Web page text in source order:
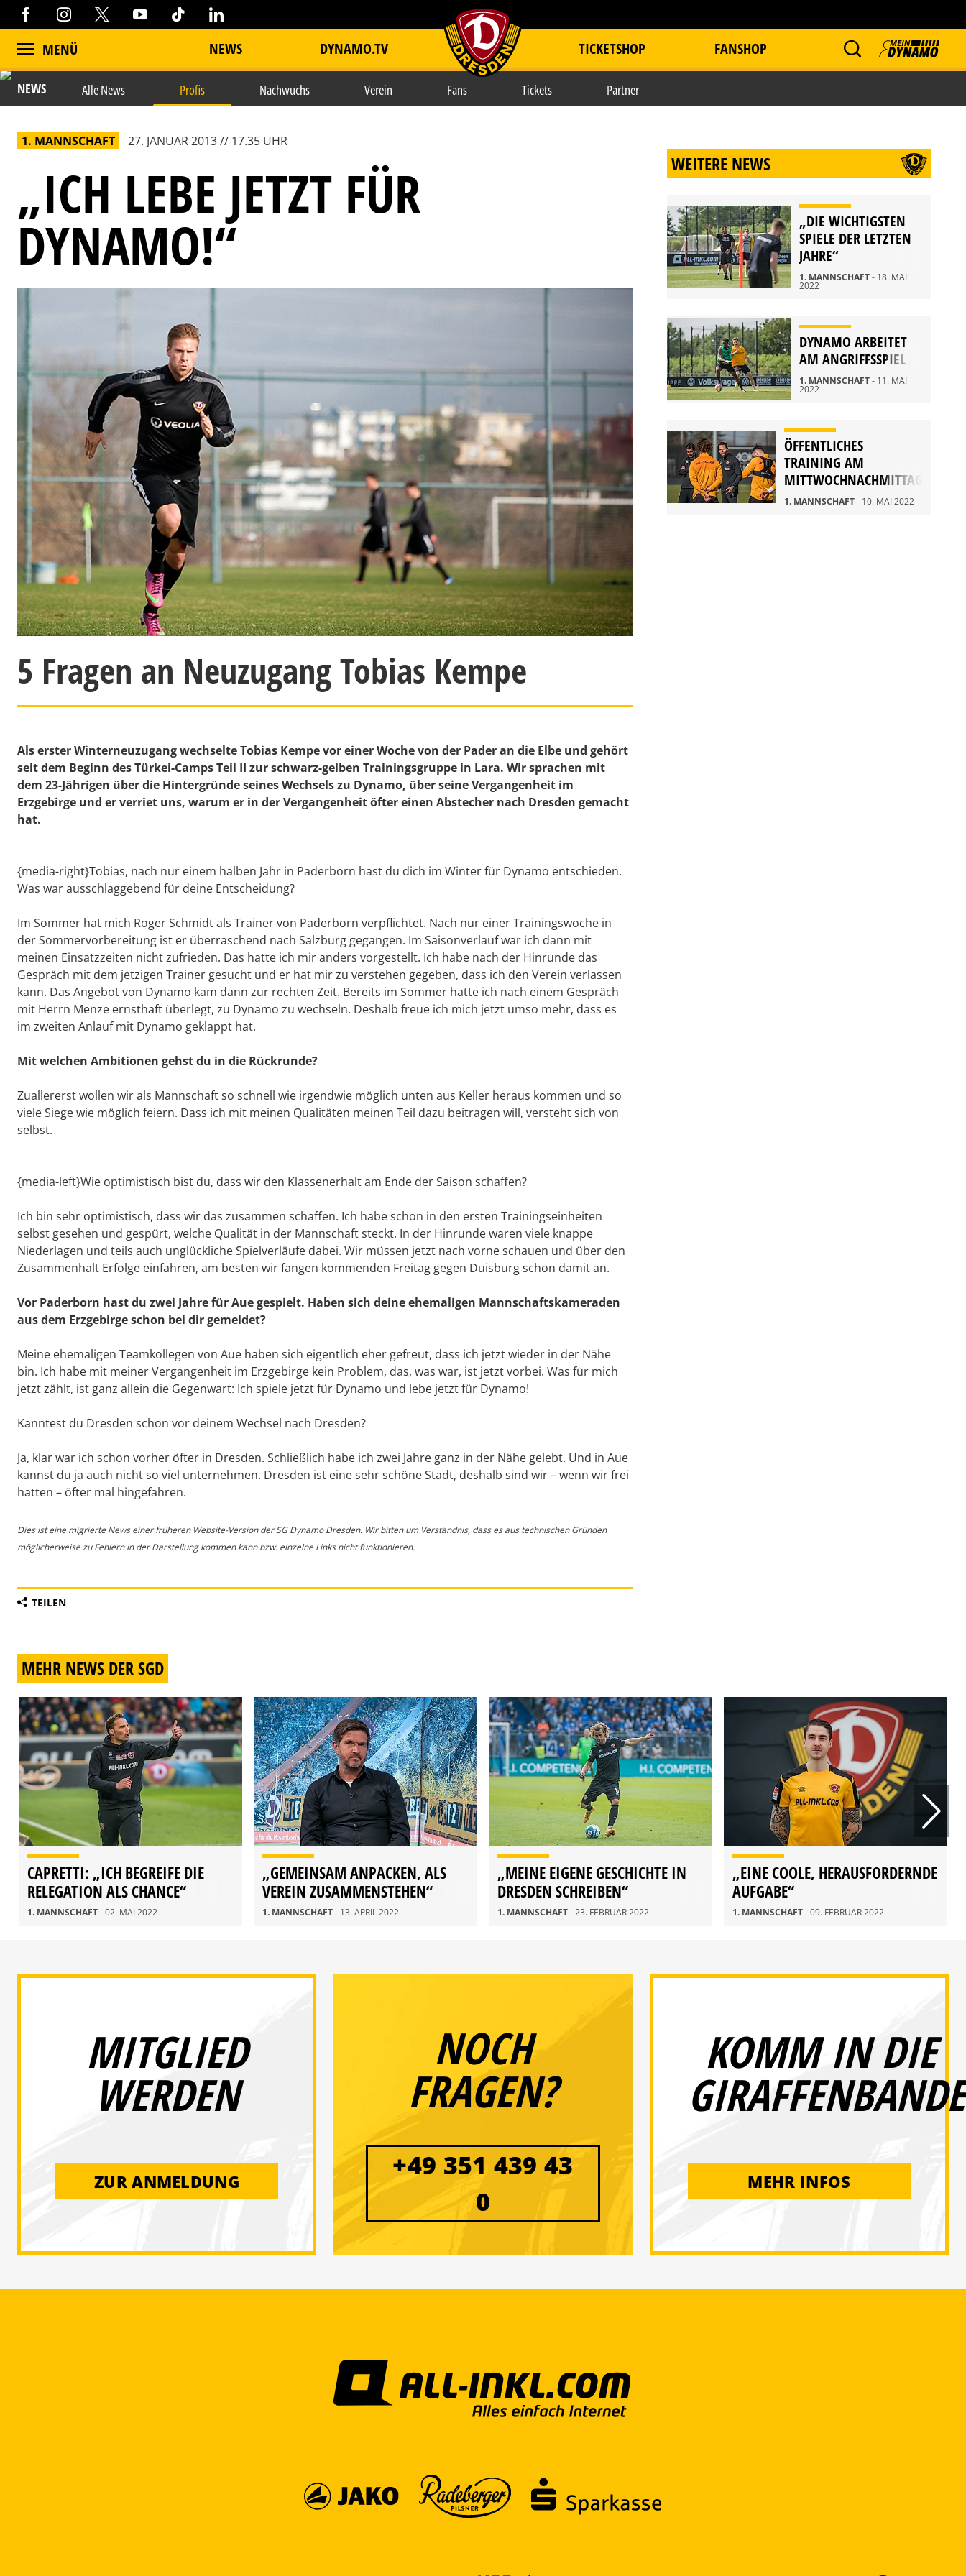
MENÜ NEWS DYNAMO.TV item.title TICKETSHOP FANSHOP
NEWS Alle News Profis Nachwuchs Verein Fans Tickets Partner
1. MANNSCHAFT 27. JANUAR 2013 // 17.35 UHR
„ICH LEBE JETZT FÜR
DYNAMO!“
5 Fragen an Neuzugang Tobias Kempe
Als erster Winterneuzugang wechselte Tobias Kempe vor einer Woche von der Pader an die Elbe und gehört
seit dem Beginn des Türkei-Camps Teil II zur schwarz-gelben Trainingsgruppe in Lara. Wir sprachen mit
dem 23-Jährigen über die Hintergründe seines Wechsels zu Dynamo, über seine Vergangenheit im
Erzgebirge und er verriet uns, warum er in der Vergangenheit öfter einen Abstecher nach Dresden gemacht
hat.
{media-right}Tobias, nach nur einem halben Jahr in Paderborn hast du dich im Winter für Dynamo entschieden.
Was war ausschlaggebend für deine Entscheidung?
Im Sommer hat mich Roger Schmidt als Trainer von Paderborn verpflichtet. Nach nur einer Trainingswoche in
der Sommervorbereitung ist er überraschend nach Salzburg gegangen. Im Saisonverlauf war ich dann mit
meinen Einsatzzeiten nicht zufrieden. Das hatte ich mir anders vorgestellt. Ich habe nach der Hinrunde das
Gespräch mit dem jetzigen Trainer gesucht und er hat mir zu verstehen gegeben, dass ich den Verein verlassen
kann. Das Angebot von Dynamo kam dann zur rechten Zeit. Bereits im Sommer hatte ich nach einem Gespräch
mit Herrn Menze ernsthaft überlegt, zu Dynamo zu wechseln. Deshalb freue ich mich jetzt umso mehr, dass es
im zweiten Anlauf mit Dynamo geklappt hat.
Mit welchen Ambitionen gehst du in die Rückrunde?
Zuallererst wollen wir als Mannschaft so schnell wie irgendwie möglich unten aus Keller heraus kommen und so
viele Siege wie möglich feiern. Dass ich mit meinen Qualitäten meinen Teil dazu beitragen will, versteht sich von
selbst.
{media-left}Wie optimistisch bist du, dass wir den Klassenerhalt am Ende der Saison schaffen?
Ich bin sehr optimistisch, dass wir das zusammen schaffen. Ich habe schon in den ersten Trainingseinheiten
selbst gesehen und gespürt, welche Qualität in der Mannschaft steckt. In der Hinrunde waren viele knappe
Niederlagen und teils auch unglückliche Spielverläufe dabei. Wir müssen jetzt nach vorne schauen und über den
Zusammenhalt Erfolge einfahren, am besten wir fangen kommenden Freitag gegen Duisburg schon damit an.
Vor Paderborn hast du zwei Jahre für Aue gespielt. Haben sich deine ehemaligen Mannschaftskameraden
aus dem Erzgebirge schon bei dir gemeldet?
Meine ehemaligen Teamkollegen von Aue haben sich eigentlich eher gefreut, dass ich jetzt wieder in der Nähe
bin. Ich habe mit meiner Vergangenheit im Erzgebirge kein Problem, das, was war, ist jetzt vorbei. Was für mich
jetzt zählt, ist ganz allein die Gegenwart: Ich spiele jetzt für Dynamo und lebe jetzt für Dynamo!
Kanntest du Dresden schon vor deinem Wechsel nach Dresden?
Ja, klar war ich schon vorher öfter in Dresden. Schließlich habe ich zwei Jahre ganz in der Nähe gelebt. Und in Aue
kannst du ja auch nicht so viel unternehmen. Dresden ist eine sehr schöne Stadt, deshalb sind wir – wenn wir frei
hatten – öfter mal hingefahren.
Dies ist eine migrierte News einer früheren Website-Version der SG Dynamo Dresden. Wir bitten um Verständnis, dass es aus technischen Gründen
möglicherweise zu Fehlern in der Darstellung kommen kann bzw. einzelne Links nicht funktionieren.
TEILEN
WEITERE NEWS
„DIE WICHTIGSTEN
SPIELE DER LETZTEN
JAHRE“
1. MANNSCHAFT- 18. MAI
2022
DYNAMO ARBEITET
AM ANGRIFFSSPIEL
1. MANNSCHAFT- 11. MAI
2022
ÖFFENTLICHES
TRAINING AM
MITTWOCHNACHMITTAG
1. MANNSCHAFT- 10. MAI 2022
MEHR NEWS DER SGD
CAPRETTI: „ICH BEGREIFE DIE
RELEGATION ALS CHANCE“
1. MANNSCHAFT- 02. MAI 2022
„GEMEINSAM ANPACKEN, ALS
VEREIN ZUSAMMENSTEHEN“
1. MANNSCHAFT- 13. APRIL 2022
„MEINE EIGENE GESCHICHTE IN
DRESDEN SCHREIBEN“
1. MANNSCHAFT- 23. FEBRUAR 2022
„EINE COOLE, HERAUSFORDERNDE
AUFGABE“
1. MANNSCHAFT- 09. FEBRUAR 2022
MITGLIED
WERDEN
ZUR ANMELDUNG
NOCH
FRAGEN?
+49 351 439 43
0
KOMM IN DIE
GIRAFFENBANDE
MEHR INFOS